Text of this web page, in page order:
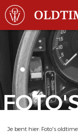
Je bent hier: Foto's